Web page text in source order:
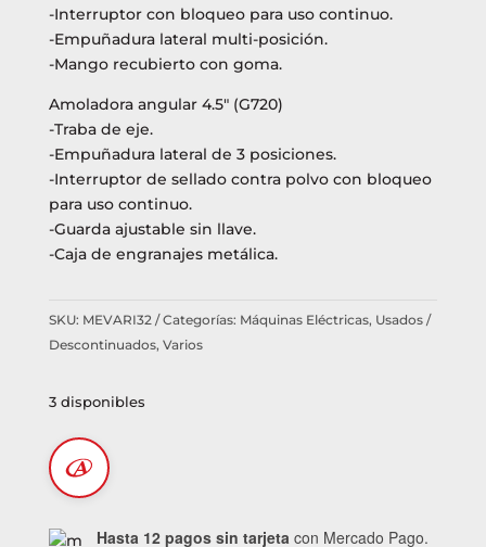
-Interruptor con bloqueo para uso continuo.
-Empuñadura lateral multi-posición.
-Mango recubierto con goma.
Amoladora angular 4.5″ (G720)
-Traba de eje.
-Empuñadura lateral de 3 posiciones.
-Interruptor de sellado contra polvo con bloqueo
para uso continuo.
-Guarda ajustable sin llave.
-Caja de engranajes metálica.
SKU: MEVARI32 Categorías: Máquinas Eléctricas, Usados /
Descontinuados, Varios
3 disponibles
Hasta 12 pagos sin tarjeta con Mercado Pago.